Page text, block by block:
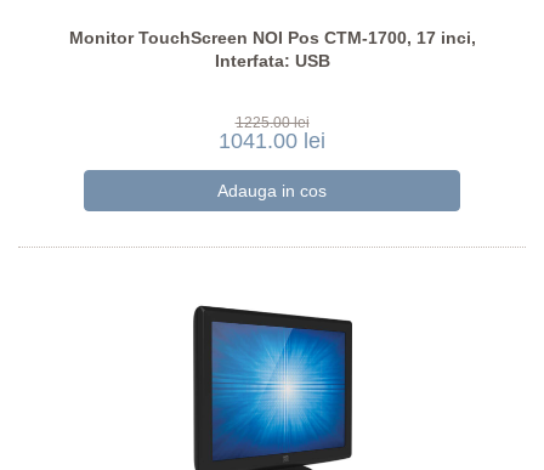
Monitor TouchScreen NOI Pos CTM-1700, 17 inci,
Interfata: USB
1225.00 lei
1041.00 lei